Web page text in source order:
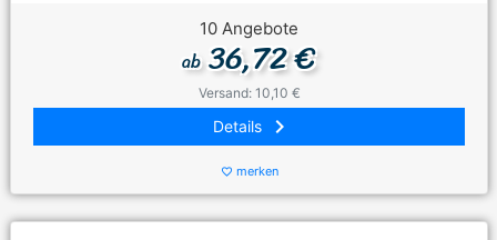
10 Angebote
ab36,72 €
Versand: 10,10 €
Details keyboard_arrow_right
favorite_border merken